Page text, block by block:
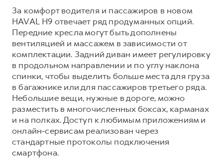
За комфорт водителя и пассажиров в новом
HAVAL H9 отвечает ряд продуманных опций.
Передние кресла могут быть дополнены
вентиляцией и массажем в зависимости от
комплектации. Задний диван имеет регулировку
в продольном направлении и по углу наклона
спинки, чтобы выделить больше места для груза
в багажнике или для пассажиров третьего ряда.
Небольшие вещи, нужные в дороге, можно
разместить в многочисленных боксах, карманах
и на полках. Доступ к любимым приложениям и
онлайн-сервисам реализован через
стандартные протоколы подключения
смартфона.